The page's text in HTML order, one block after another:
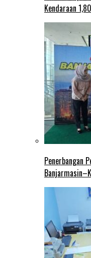
Kendaraan
Penerbangan